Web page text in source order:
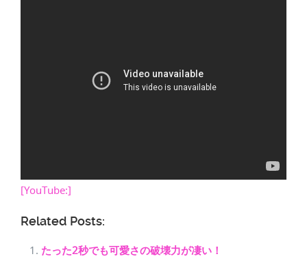
[YouTube:]
Related Posts:
たった2秒でも可愛さの破壊力が凄い！